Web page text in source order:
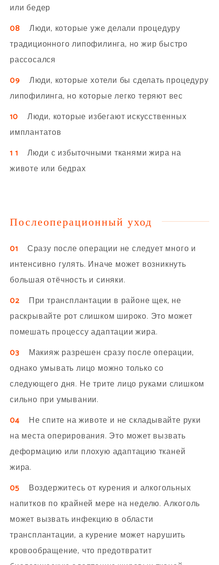
или бедер
08 Люди, которые уже делали процедуру
традиционного липофилинга, но жир быстро
рассосался
09 Люди, которые хотели бы сделать процедуру
липофилинга, но которые легко теряют вес
10 Люди, которые избегают искусственных
имплантатов
1 1 Люди с избыточными тканями жира на
животе или бедрах
Послеоперационный уход
01 Сразу после операции не следует много и
интенсивно гулять. Иначе может возникнуть
большая отёчность и синяки.
02При трансплантации в районе щек, не
раскрывайте рот слишком широко. Это может
помешать процессу адаптации жира.
03 Макияж разрешен сразу после операции,
однако умывать лицо можно только со
следующего дня. Не трите лицо руками слишком
сильно при умывании.
04Не спите на животе и не складывайте руки
на места оперирования. Это может вызвать
деформацию или плохую адаптацию тканей
жира.
05 Воздержитесь от курения и алкогольных
напитков по крайней мере на неделю. Алкоголь
может вызвать инфекцию в области
трансплантации, а курение может нарушить
кровообращение, что предотвратит